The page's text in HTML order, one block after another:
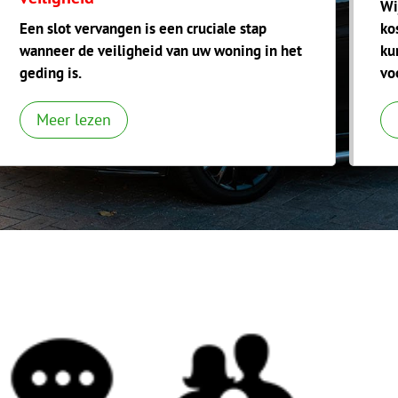
Een slot vervangen is een cruciale stap
wanneer de veiligheid van uw woning in het
geding is.
Meer lezen